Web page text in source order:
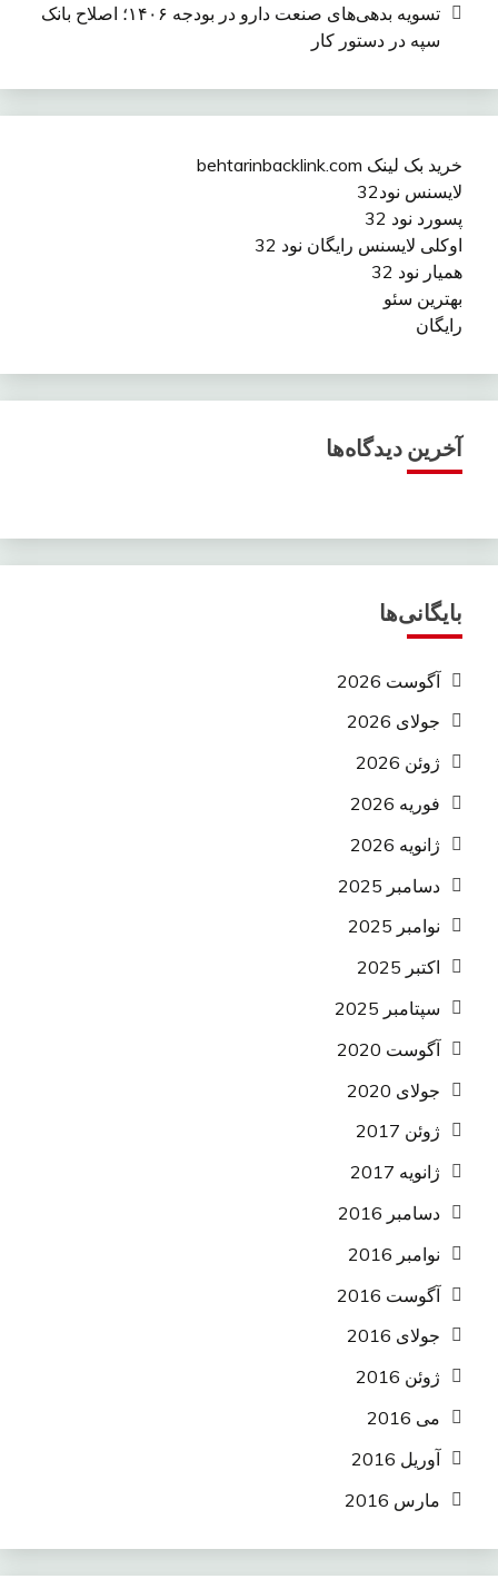
تسویه بدهی‌های صنعت دارو در بودجه ۱۴۰۶؛ اصلاح بانک
سپه در دستور کار
خرید بک لینک behtarinbacklink.com
لایسنس نود32
پسورد نود 32
اوکلی لایسنس رایگان نود 32
همیار نود 32
بهترین سئو
رایگان
آخرین دیدگاه‌ها
بایگانی‌ها
آگوست 2026
جولای 2026
ژوئن 2026
فوریه 2026
ژانویه 2026
دسامبر 2025
نوامبر 2025
اکتبر 2025
سپتامبر 2025
آگوست 2020
جولای 2020
ژوئن 2017
ژانویه 2017
دسامبر 2016
نوامبر 2016
آگوست 2016
جولای 2016
ژوئن 2016
می 2016
آوریل 2016
مارس 2016